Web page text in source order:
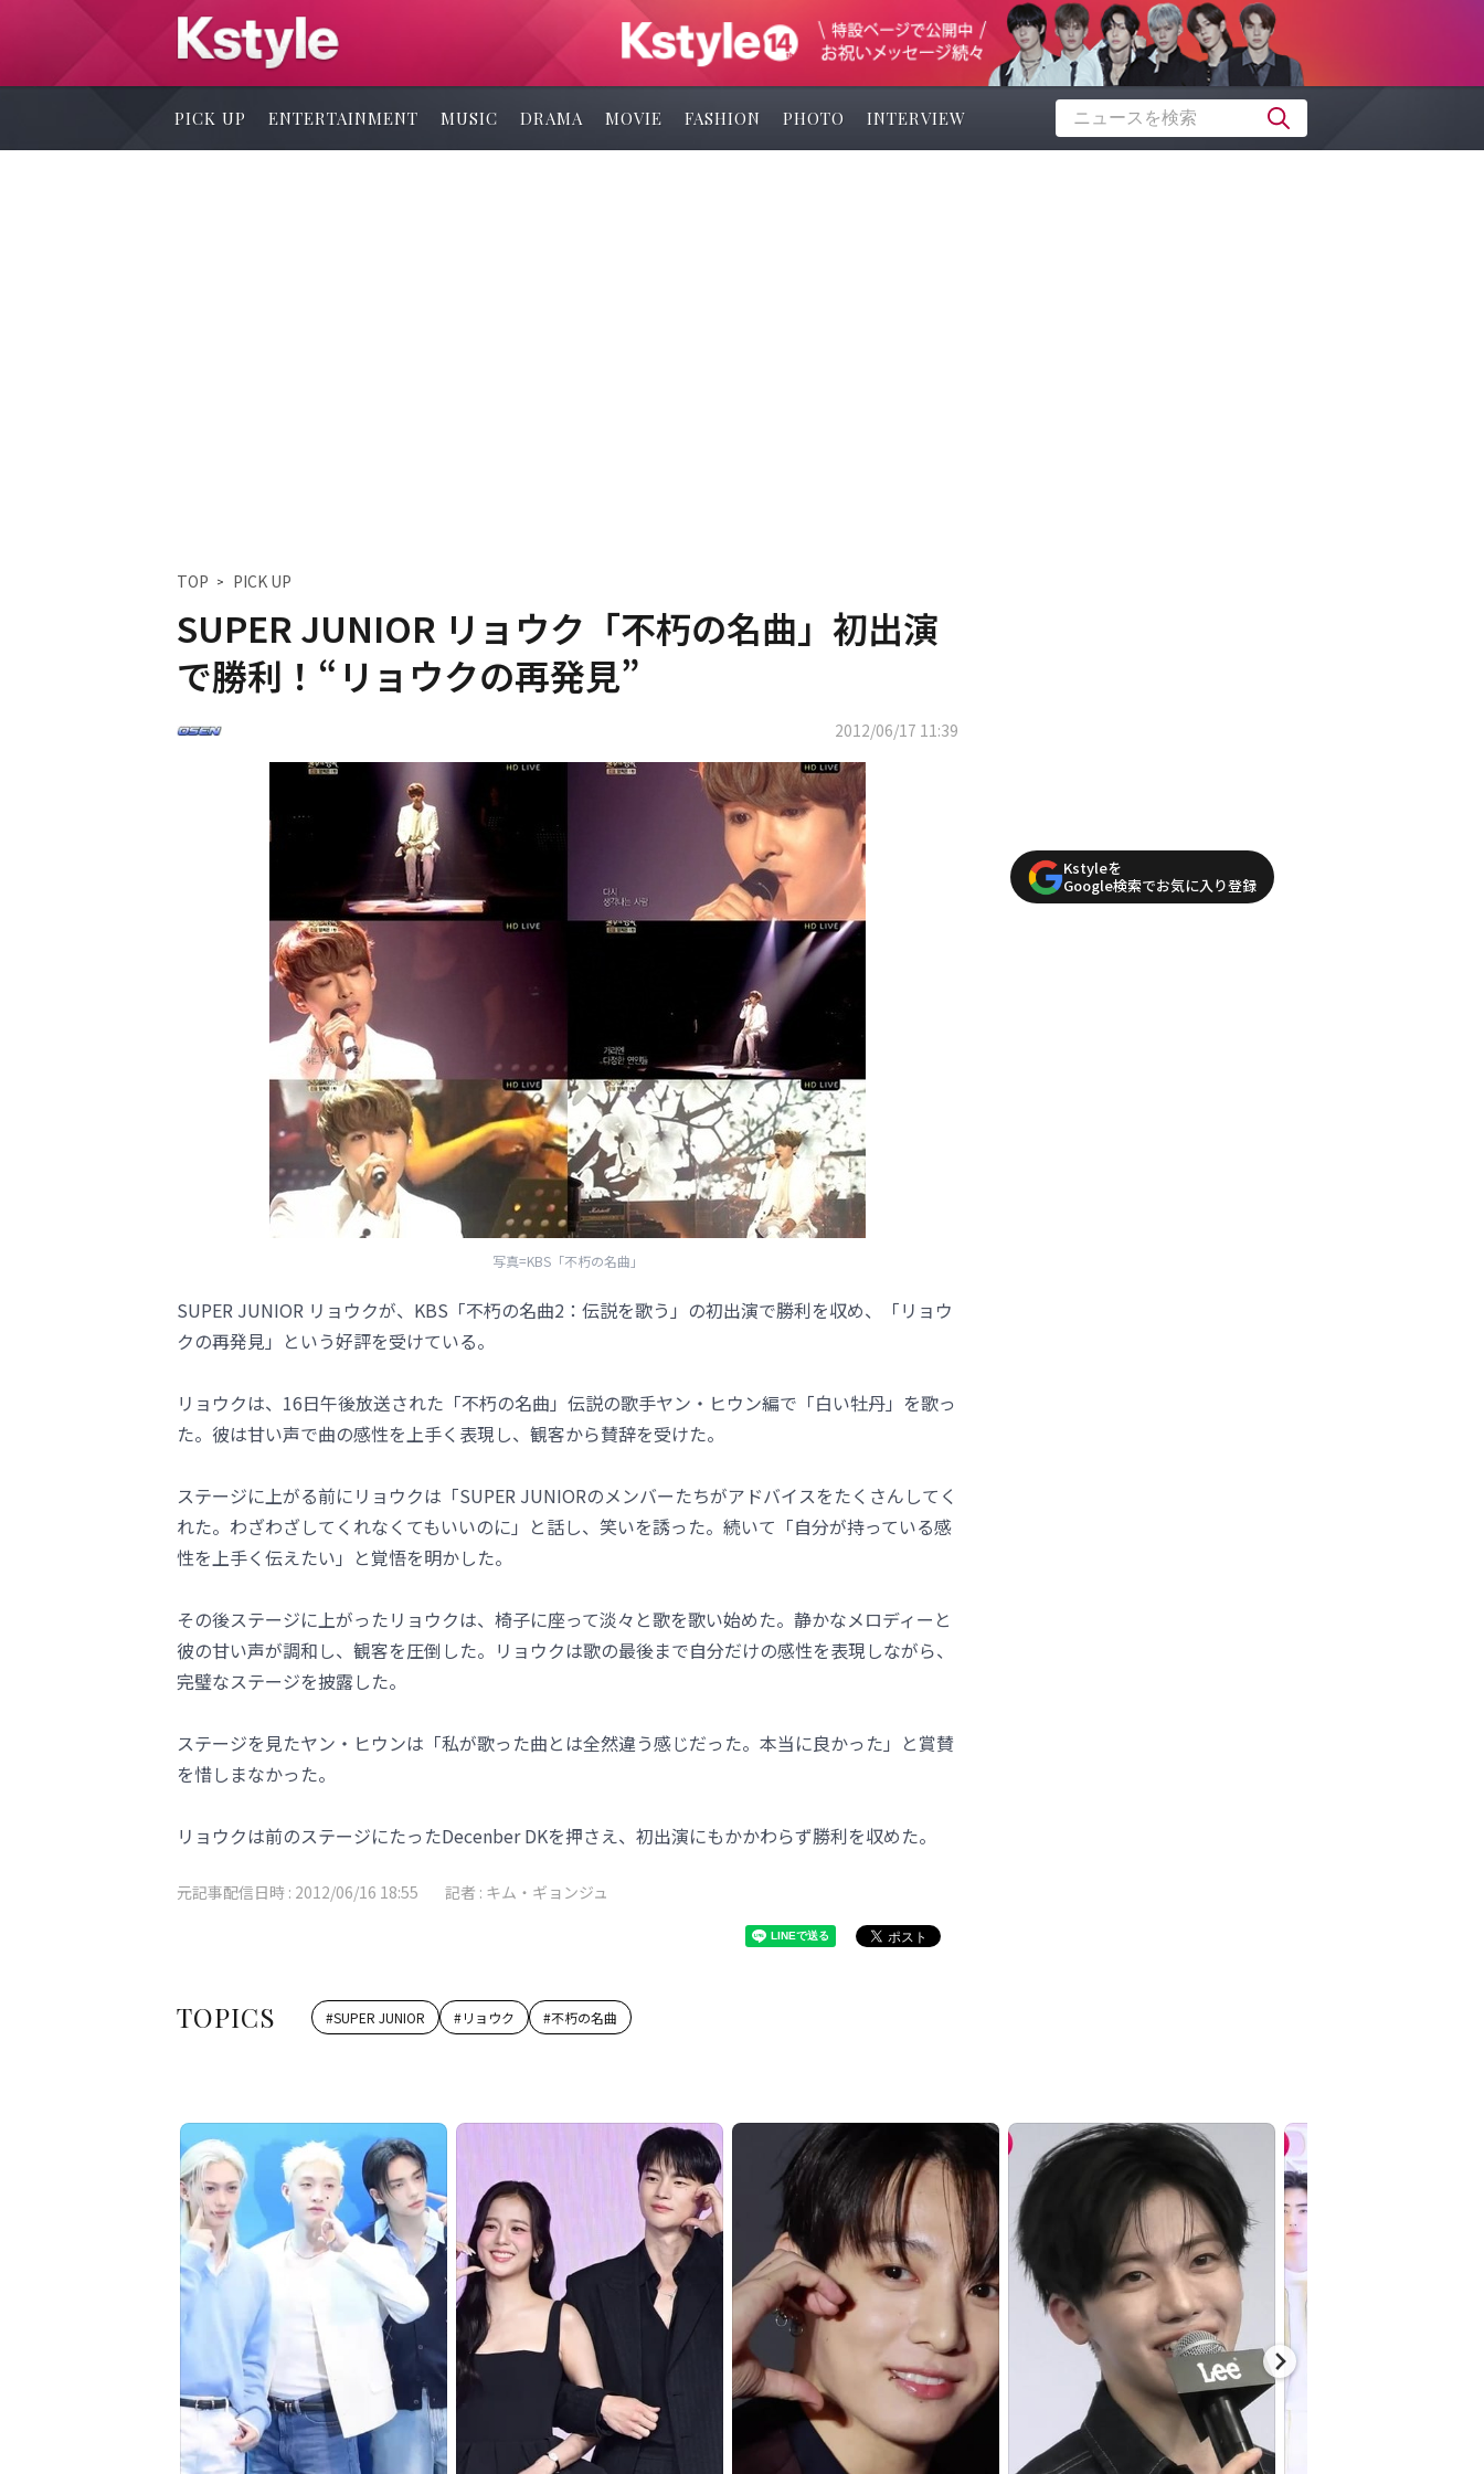
PICK UP ENTERTAINMENT MUSIC DRAMA MOVIE FASHION PHOTO INTERVIEW
TOP PICK UP
SUPER JUNIOR リョウク「不朽の名曲」初出演
で勝利！“リョウクの再発見”
2012/06/17 11:39
写真=KBS「不朽の名曲」
SUPER JUNIOR リョウクが、KBS「不朽の名曲2：伝説を歌う」の初出演で勝利を収め、「リョウ
クの再発見」という好評を受けている。
リョウクは、16日午後放送された「不朽の名曲」伝説の歌手ヤン・ヒウン編で「白い牡丹」を歌っ
た。彼は甘い声で曲の感性を上手く表現し、観客から賛辞を受けた。
ステージに上がる前にリョウクは「SUPER JUNIORのメンバーたちがアドバイスをたくさんしてく
れた。わざわざしてくれなくてもいいのに」と話し、笑いを誘った。続いて「自分が持っている感
性を上手く伝えたい」と覚悟を明かした。
その後ステージに上がったリョウクは、椅子に座って淡々と歌を歌い始めた。静かなメロディーと
彼の甘い声が調和し、観客を圧倒した。リョウクは歌の最後まで自分だけの感性を表現しながら、
完璧なステージを披露した。
ステージを見たヤン・ヒウンは「私が歌った曲とは全然違う感じだった。本当に良かった」と賞賛
を惜しまなかった。
リョウクは前のステージにたったDecenber DKを押さえ、初出演にもかかわらず勝利を収めた。
元記事配信日時 : 2012/06/16 18:55 記者 : キム・ギョンジュ
TOPICS #SUPER JUNIOR #リョウク #不朽の名曲
Kstyleを
Google検索でお気に入り登録